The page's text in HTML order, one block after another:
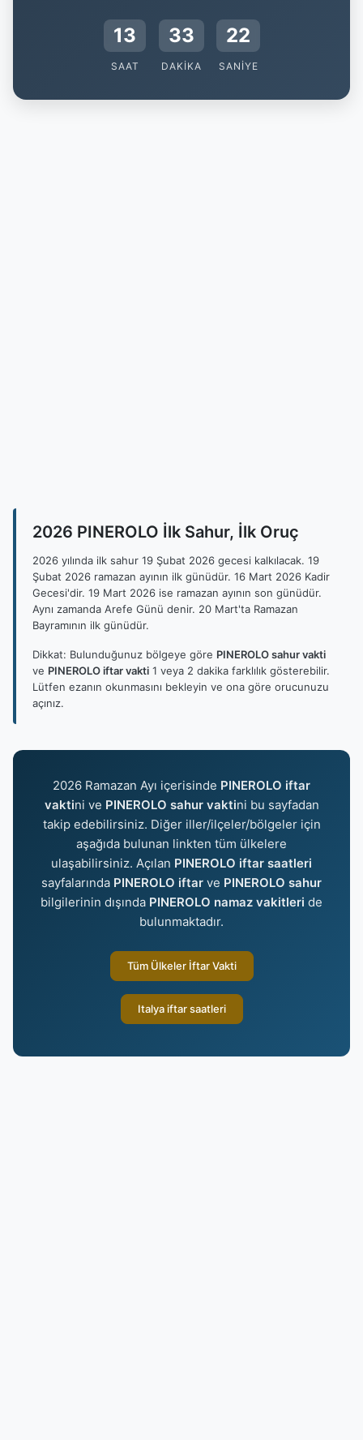
13
SAAT
33
DAKIKA
21
SANIYE
2026 PINEROLO İlk Sahur, İlk Oruç
2026 yılında ilk sahur 19 Şubat 2026 gecesi kalkılacak. 19
Şubat 2026 ramazan ayının ilk günüdür. 16 Mart 2026 Kadir
Gecesi'dir. 19 Mart 2026 ise ramazan ayının son günüdür.
Aynı zamanda Arefe Günü denir. 20 Mart'ta Ramazan
Bayramının ilk günüdür.
Dikkat: Bulunduğunuz bölgeye göre PINEROLO sahur vakti
ve PINEROLO iftar vakti 1 veya 2 dakika farklılık gösterebilir.
Lütfen ezanın okunmasını bekleyin ve ona göre orucunuzu
açınız.
2026 Ramazan Ayı içerisinde PINEROLO iftar
vaktini ve PINEROLO sahur vaktini bu sayfadan
takip edebilirsiniz. Diğer iller/ilçeler/bölgeler için
aşağıda bulunan linkten tüm ülkelere
ulaşabilirsiniz. Açılan PINEROLO iftar saatleri
sayfalarında PINEROLO iftar ve PINEROLO sahur
bilgilerinin dışında PINEROLO namaz vakitleri de
bulunmaktadır.
Tüm Ülkeler İftar Vakti
Italya iftar saatleri